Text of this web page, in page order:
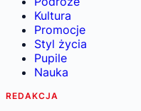
Kultura
Promocje
Styl życia
Pupile
Nauka
REDAKCJA